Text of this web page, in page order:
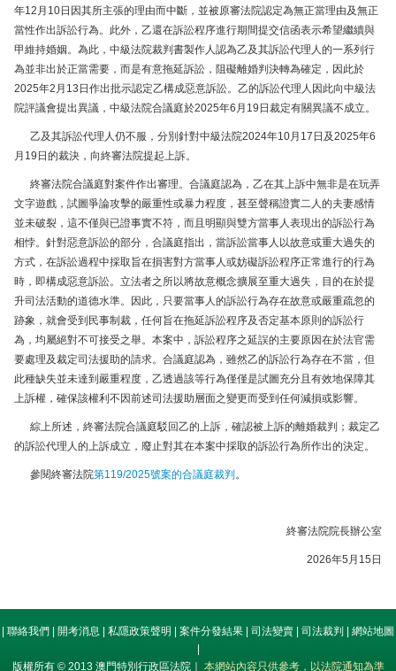
年12月10日因其所主張的理由而中斷，並被原審法院認定為無正當理由及無正
當性作出訴訟行為。此外，乙還在訴訟程序進行期間提交信函表示希望繼續與
甲維持婚姻。為此，中級法院裁判書製作人認為乙及其訴訟代理人的一系列行
為並非出於正當需要，而是有意拖延訴訟，阻礙離婚判決轉為確定，因此於
2025年2月13日作出批示認定乙構成惡意訴訟。乙的訴訟代理人因此向中級法
院評議會提出異議，中級法院合議庭於2025年6月19日裁定有關異議不成立。
乙及其訴訟代理人仍不服，分別針對中級法院2024年10月17日及2025年6
月19日的裁決，向終審法院提起上訴。
終審法院合議庭對案件作出審理。合議庭認為，乙在其上訴中無非是在玩弄
文字遊戲，試圖爭論攻擊的嚴重性或暴力程度，甚至聲稱證實二人的夫妻感情
並未破裂，這不僅與已證事實不符，而且明顯與雙方當事人表現出的訴訟行為
相悖。針對惡意訴訟的部分，合議庭指出，當訴訟當事人以故意或重大過失的
方式，在訴訟過程中採取旨在損害對方當事人或妨礙訴訟程序正常進行的行為
時，即構成惡意訴訟。立法者之所以將故意概念擴展至重大過失，目的在於提
升司法活動的道德水準。因此，只要當事人的訴訟行為存在故意或嚴重疏忽的
跡象，就會受到民事制裁，任何旨在拖延訴訟程序及否定基本原則的訴訟行
為，均屬絕對不可接受之舉。本案中，訴訟程序之延誤的主要原因在於法官需
要處理及裁定司法援助的請求。合議庭認為，雖然乙的訴訟行為存在不當，但
此種缺失並未達到嚴重程度，乙透過該等行為僅僅是試圖充分且有效地保障其
上訴權，確保該權利不因前述司法援助層面之變更而受到任何減損或影響。
綜上所述，終審法院合議庭駁回乙的上訴，確認被上訴的離婚裁判；裁定乙
的訴訟代理人的上訴成立，廢止對其在本案中採取的訴訟行為所作出的決定。
參閱終審法院第119/2025號案的合議庭裁判 。
終審法院院長辦公室
2026年5月15日
聯絡我們 開考消息 私隱政策聲明 案件分發結果 司法變賣 司法裁判
網站地圖
版權所有 © 2013 澳門特別行政區法院｜ 本網站內容只供參考，以法院通知為準